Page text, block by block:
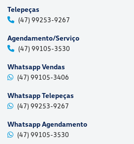
Telepeças
(47) 99253-9267
Agendamento/Serviço
(47) 99105-3530
Whatsapp Vendas
(47) 99105-3406
Whatsapp Telepeças
(47) 99253-9267
Whatsapp Agendamento
(47) 99105-3530